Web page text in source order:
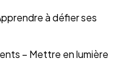
à défier ses
– Mettre en lumière